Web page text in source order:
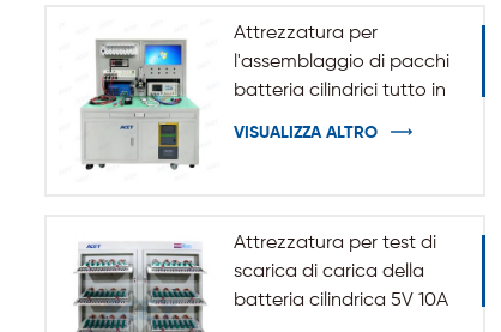
Attrezzatura per
l'assemblaggio di pacchi
batteria cilindrici tutto in
VISUALIZZA ALTRO
Attrezzatura per test di
scarica di carica della
batteria cilindrica 5V 10A